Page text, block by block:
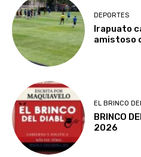
DEPORTES
Irapuato
amistoso
EL BRINCO
BRINCO
2026